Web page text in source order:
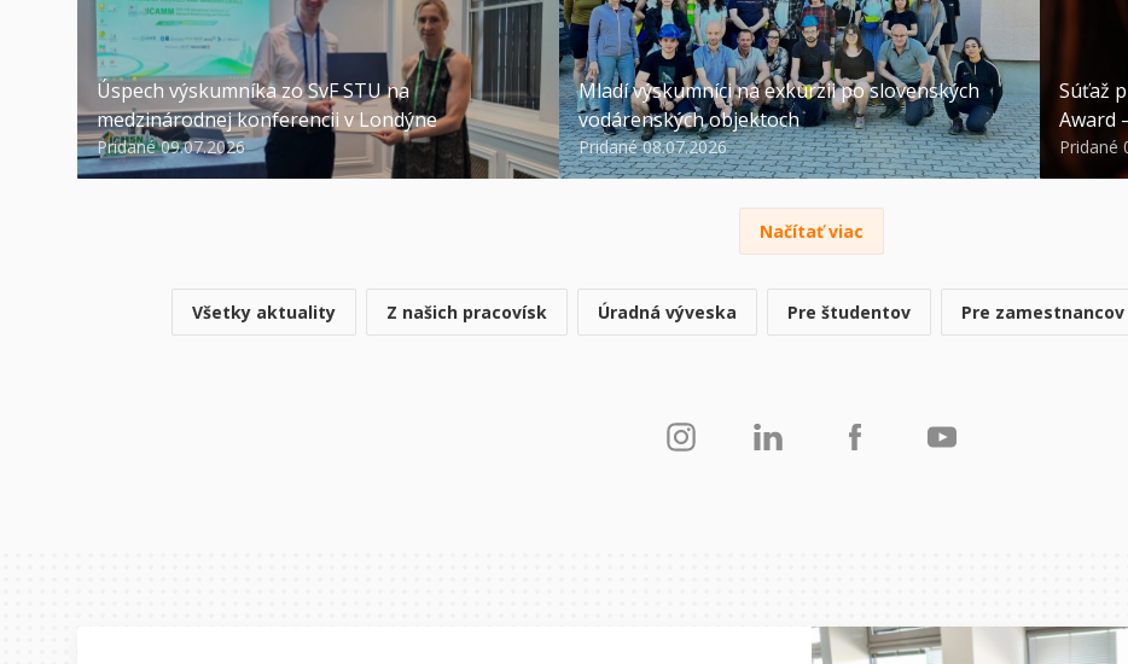
Úspech výskumníka zo SvF STU na
medzinárodnej konferencii v Londýne
Pridané 09.07.2026
Mladí výskumníci na exkurzii po slovenských
vodárenských objektoch
Pridané 08.07.2026
Súťaž
Award
Pridané
Načítať viac
Všetky aktuality Z našich pracovísk Úradná výveska Pre študentov Pre zamestnancov